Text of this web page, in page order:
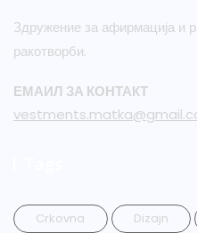
Здружение за афирмација и
ракотворби.
ЕМАИЛ ЗА КОНТАКТ
Crkovna Dizajn